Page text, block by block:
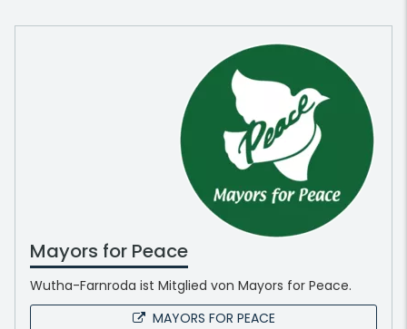
Mayors for Peace
Wutha-Farnroda ist Mitglied von Mayors for Peace.
MAYORS FOR PEACE